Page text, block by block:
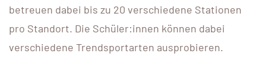
betreuen dabei bis zu 20 verschiedene Stationen
pro Standort. Die Schüler:innen können dabei
verschiedene Trendsportarten ausprobieren.